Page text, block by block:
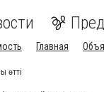
Главная
өтті